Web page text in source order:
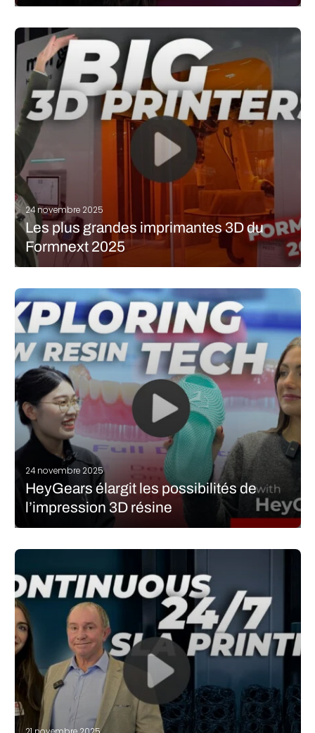
et 2025 n’a pas fait exception. En parcourant les allées, certaines
applications ont véritablement retenu notre attention. Elles
étaient intelligentes, ambitieuses et, dans certains cas, quelque
peu inattendues, ce qui…
LIRE LA SUITE
24 novembre 2025
Les plus grandes imprimantes 3D du
Formnext 2025
nombreuses machines fascinantes et d’objets imprimés en 3D
attirant le regard. Mais parmi les multiples innovations
présentées, ce sont les imprimantes 3D XXL qui suscitent
inévitablement beaucoup d’attention. Ces systèmes…
LIRE LA SUITE
24 novembre 2025
HeyGears élargit les possibilités de
l’impression 3D résine
notamment pour ses machines résine qui permettent à des
de multiples pièces. Au salon Formnext 2025, il a présenté une
série de nouveautés…
LIRE LA SUITE